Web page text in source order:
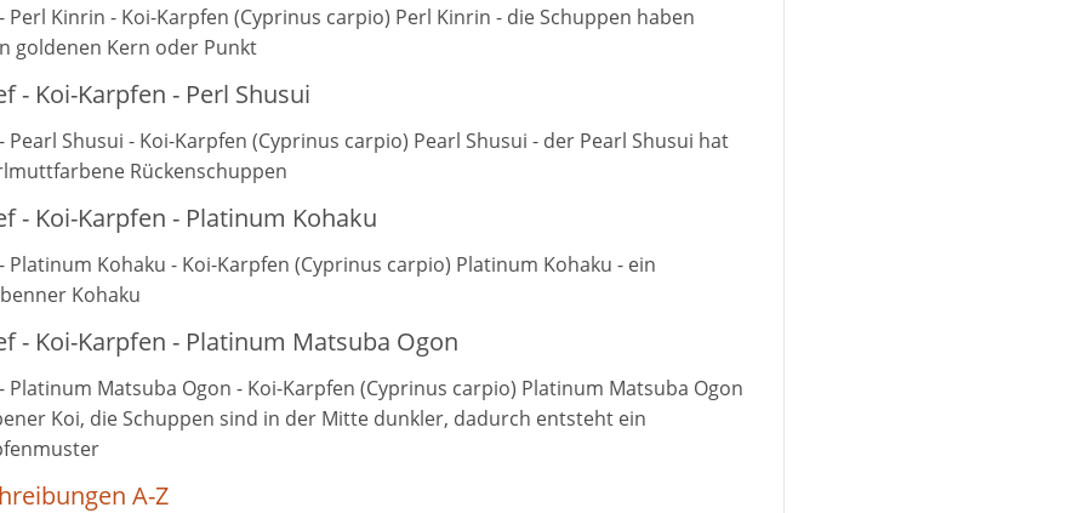
Perl Kinrin - Koi-Karpfen (Cyprinus carpio) Perl Kinrin - die Schuppen haben
goldenen Kern oder Punkt
- Koi-Karpfen - Perl Shusui
Pearl Shusui - Koi-Karpfen (Cyprinus carpio) Pearl Shusui - der Pearl Shusui hat
Rückenschuppen
- Koi-Karpfen - Platinum Kohaku
Platinum Kohaku - Koi-Karpfen (Cyprinus carpio) Platinum Kohaku - ein
Kohaku
- Koi-Karpfen - Platinum Matsuba Ogon
Platinum Matsuba Ogon - Koi-Karpfen (Cyprinus carpio) Platinum Matsuba Ogon
Koi, die Schuppen sind in der Mitte dunkler, dadurch entsteht ein
A-Z